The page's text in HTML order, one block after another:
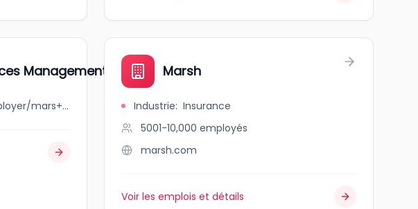
Management Ltd.
jobbank.gc.ca/browsejobs/employer/mars+energy+resources+management+ltd./ca
Marsh
Industrie: Insurance
5001-10,000 employés
marsh.com
Voir les emplois et détails